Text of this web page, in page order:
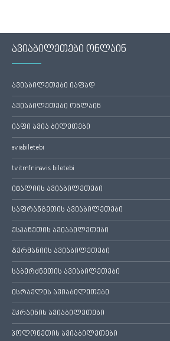
ავიაბილეთები ონლაინ
ავიაბილეთები იაფად
ავიაბილეთები ონლაინ
იაფი ავია ბილეთები
aviabiletebi
tvitmfrinavis biletebi
იტალიის ავიაბილეთები
საფრანგეთის ავიაბილეთები
ესპანეთის ავიაბილეთები
გერმანიის ავიაბილეთები
საბერძნეთის ავიაბილეთები
ისრაელის ავიაბილეთები
უკრაინის ავიაბილეთები
პოლონეთის ავიაბილეთები